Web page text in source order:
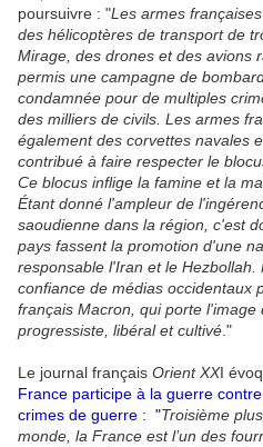
poursuivre : "Les armes
des hélicoptères de transport de
Mirage, des drones et des avions
permis une campagne de
condamnée pour de multiples
des milliers de civils. Les armes
également des corvettes navales
contribué à faire respecter le
Ce blocus inflige la famine et la
Étant donné l'ampleur de
saoudienne dans la région, c'est
pays fassent la promotion d'une
responsable l'Iran et le
confiance de médias occidentaux
français Macron, qui porte l'image
progressiste, libéral et cultivé ."
Le journal français Orient XXI
France participe à la guerre
crimes de guerre : "Troisième
monde, la France est l’un des